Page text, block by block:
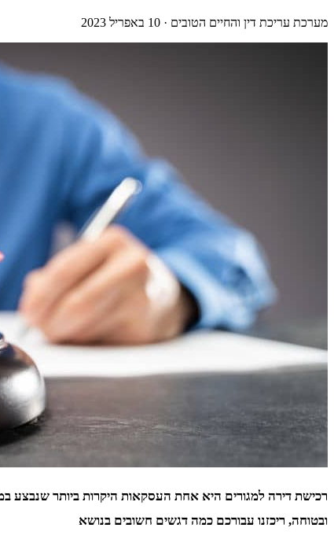
מערכת עריכת דין והחיים הטובים · 10 באפריל 2023
רכישת דירה למגורים היא אחת העסקאות היקרות ביותר שנבצע
ובטוחה, ריכזנו עבורכם כמה דגשים חשובים בנושא